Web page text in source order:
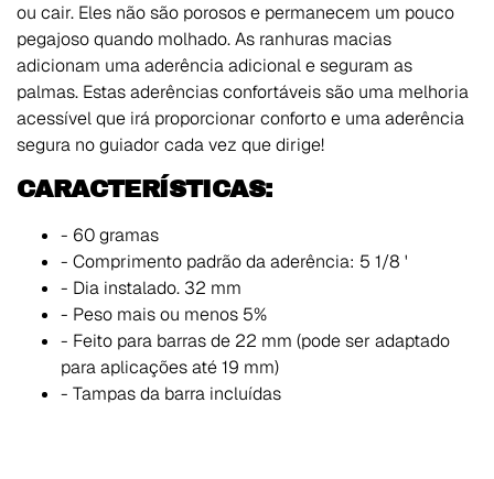
ou cair. Eles não são porosos e permanecem um pouco
pegajoso quando molhado. As ranhuras macias
adicionam uma aderência adicional e seguram as
palmas. Estas aderências confortáveis são uma melhoria
acessível que irá proporcionar conforto e uma aderência
segura no guiador cada vez que dirige!
CARACTERÍSTICAS:
- 60 gramas
- Comprimento padrão da aderência: 5 1/8 '
- Dia instalado. 32 mm
- Peso mais ou menos 5%
- Feito para barras de 22 mm (pode ser adaptado
para aplicações até 19 mm)
- Tampas da barra incluídas